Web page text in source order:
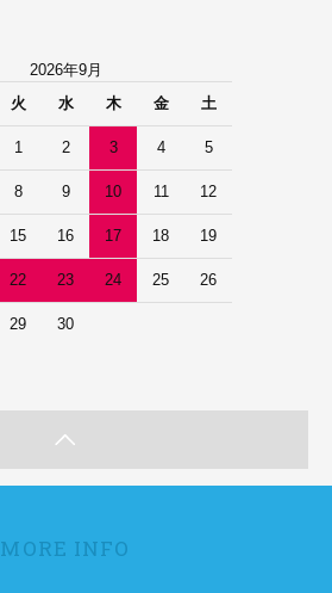
2026年9月
火 水 木 金 土
1 2 3 4 5
8 9 10 11 12
15 16 17 18 19
22 23 24 25 26
29 30
MORE INFO